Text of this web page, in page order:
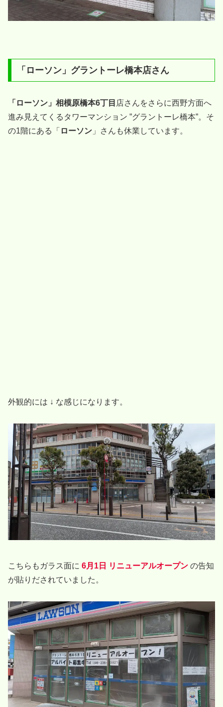
「ローソン」グラントーレ橋本店さん
「ローソン」相模原橋本6丁目 店さんをさらに西野方面へ
進み見えてくるタワーマンション ”グラントーレ橋本”。そ
の1階にある「 ローソン 」さんも休業しています。
外観的には ↓ な感じになります。
こちらもガラス面に 6月1日 リニューアルオープン の告知
が貼りだされていました。